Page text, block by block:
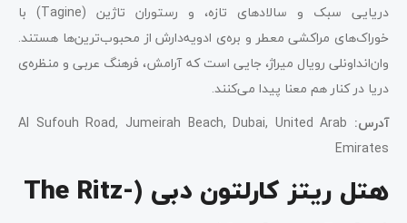
دریایی سبک و سالادهای تازه، و رستوران تاژین (Tagine) با
خوراک‌های مراکشی معطر و بره‌ی ادویه‌دارش از محبوب‌ترین‌ها هستند.
وان‌اند‌اونلی رویال میراژ، جایی است که آرامش، فرهنگ عربی و منظره‌ی
دریا در کنار هم معنا پیدا می‌کنند.
آدرس:
Al Sufouh Road, Jumeirah Beach, Dubai, United Arab
Emirates
هتل ریتز کارلتون دبی (The Ritz-